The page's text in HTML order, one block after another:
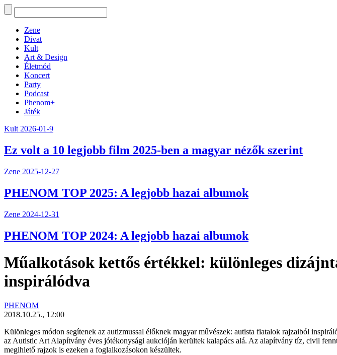
Zene
Divat
Kult
Art & Design
Életmód
Koncert
Party
Podcast
Phenom+
Játék
Kult 2026-01-9
Ez volt a 10 legjobb film 2025-ben a magyar nézők szerint
Zene 2025-12-27
PHENOM TOP 2025: A legjobb hazai albumok
Zene 2024-12-31
PHENOM TOP 2024: A legjobb hazai albumok
Műalkotások kettős értékkel: különleges
inspirálódva
PHENOM
2018.10.25., 12:00
Különleges módon segítenek az autizmussal élőknek magyar művészek: autista fiatalok rajzaiból
azAutistic Art Alapítvány éves jótékonysági aukcióján kerültek kalapács alá. Az alapítvány tíz, civil
megihlető rajzok is ezeken a foglalkozásokon készültek.